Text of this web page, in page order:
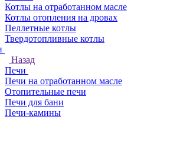
Котлы на отработанном масле
Котлы отопления на дровах
Пеллетные котлы
Твердотопливные котлы
Назад
Печи
Печи на отработанном масле
Отопительные печи
Печи для бани
Печи-камины